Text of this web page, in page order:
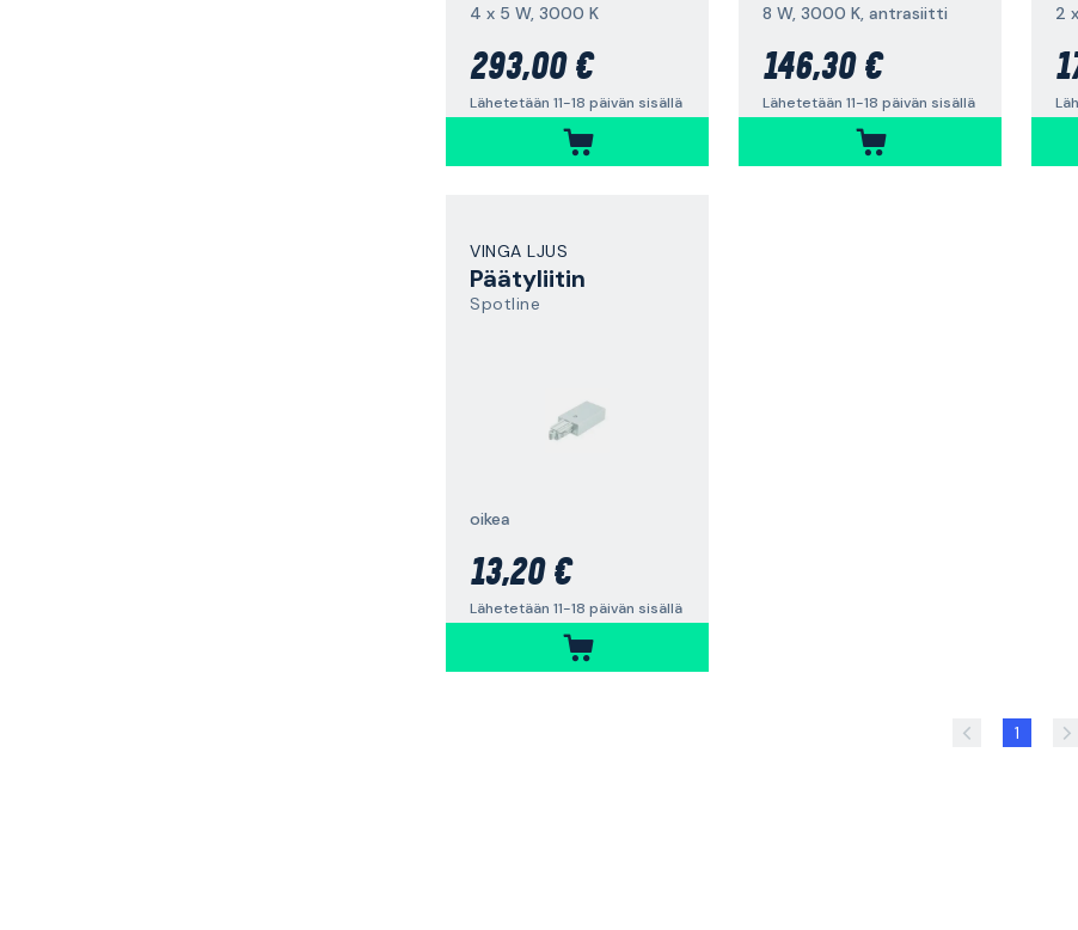
4 x 5 W, 3000 K
293,00 €
Lähetetään 11-18 päivän sisällä
8 W, 3000 K, antrasiitti
146,30 €
Lähetetään 11-18 päivän sisällä
2
VINGA LJUS
Päätyliitin
Spotline
oikea
13,20 €
Lähetetään 11-18 päivän sisällä
1